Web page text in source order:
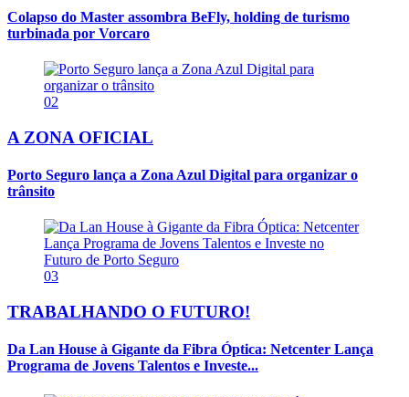
Colapso do Master assombra BeFly, holding de turismo
turbinada por Vorcaro
02
A ZONA OFICIAL
Porto Seguro lança a Zona Azul Digital para organizar o
trânsito
03
TRABALHANDO O FUTURO!
Da Lan House à Gigante da Fibra Óptica: Netcenter Lança
Programa de Jovens Talentos e Investe...